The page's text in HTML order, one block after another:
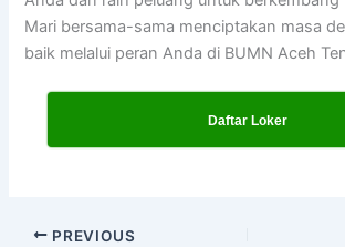
Mari bersama-sama menciptakan masa
baik melalui peran Anda di BUMN Aceh
Daftar Loker
PREVIOUS